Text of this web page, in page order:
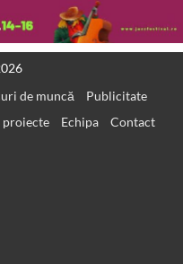
de muncă
Publicitate
Echipa Contact